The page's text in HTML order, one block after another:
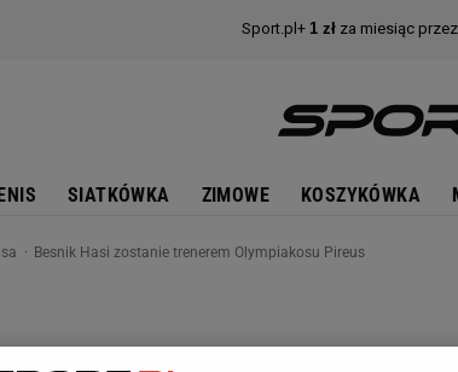
SIATKÓWKA ZIMOWE KOSZYKÓWKA
Besnik Hasi zostanie trenerem Olympiakosu Pireus